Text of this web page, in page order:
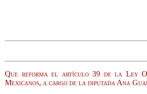
Que reforma el artículo 39 de la Ley
Mexicanos, a cargo de la diputada Ana